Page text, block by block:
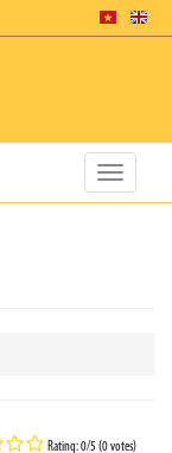
Toggle
Rating: 0/5 (0 votes)